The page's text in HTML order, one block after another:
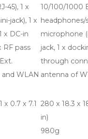
45), 1 x
jack), 1 x
x DC-in
RF pass
WLAN
10/100/1000
headphones/
microphone
jack, 1 x
through
antenna of
x 0.7 x 7.1 280 x 18.3 x
in)
980g